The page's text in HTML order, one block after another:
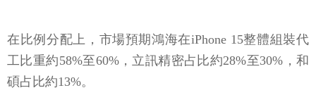
在比例分配上，市場預期鴻海在iPhone 15整體組裝代
工比重約58%至60%，立訊精密占比約28%至30%，和
碩占比約13%。